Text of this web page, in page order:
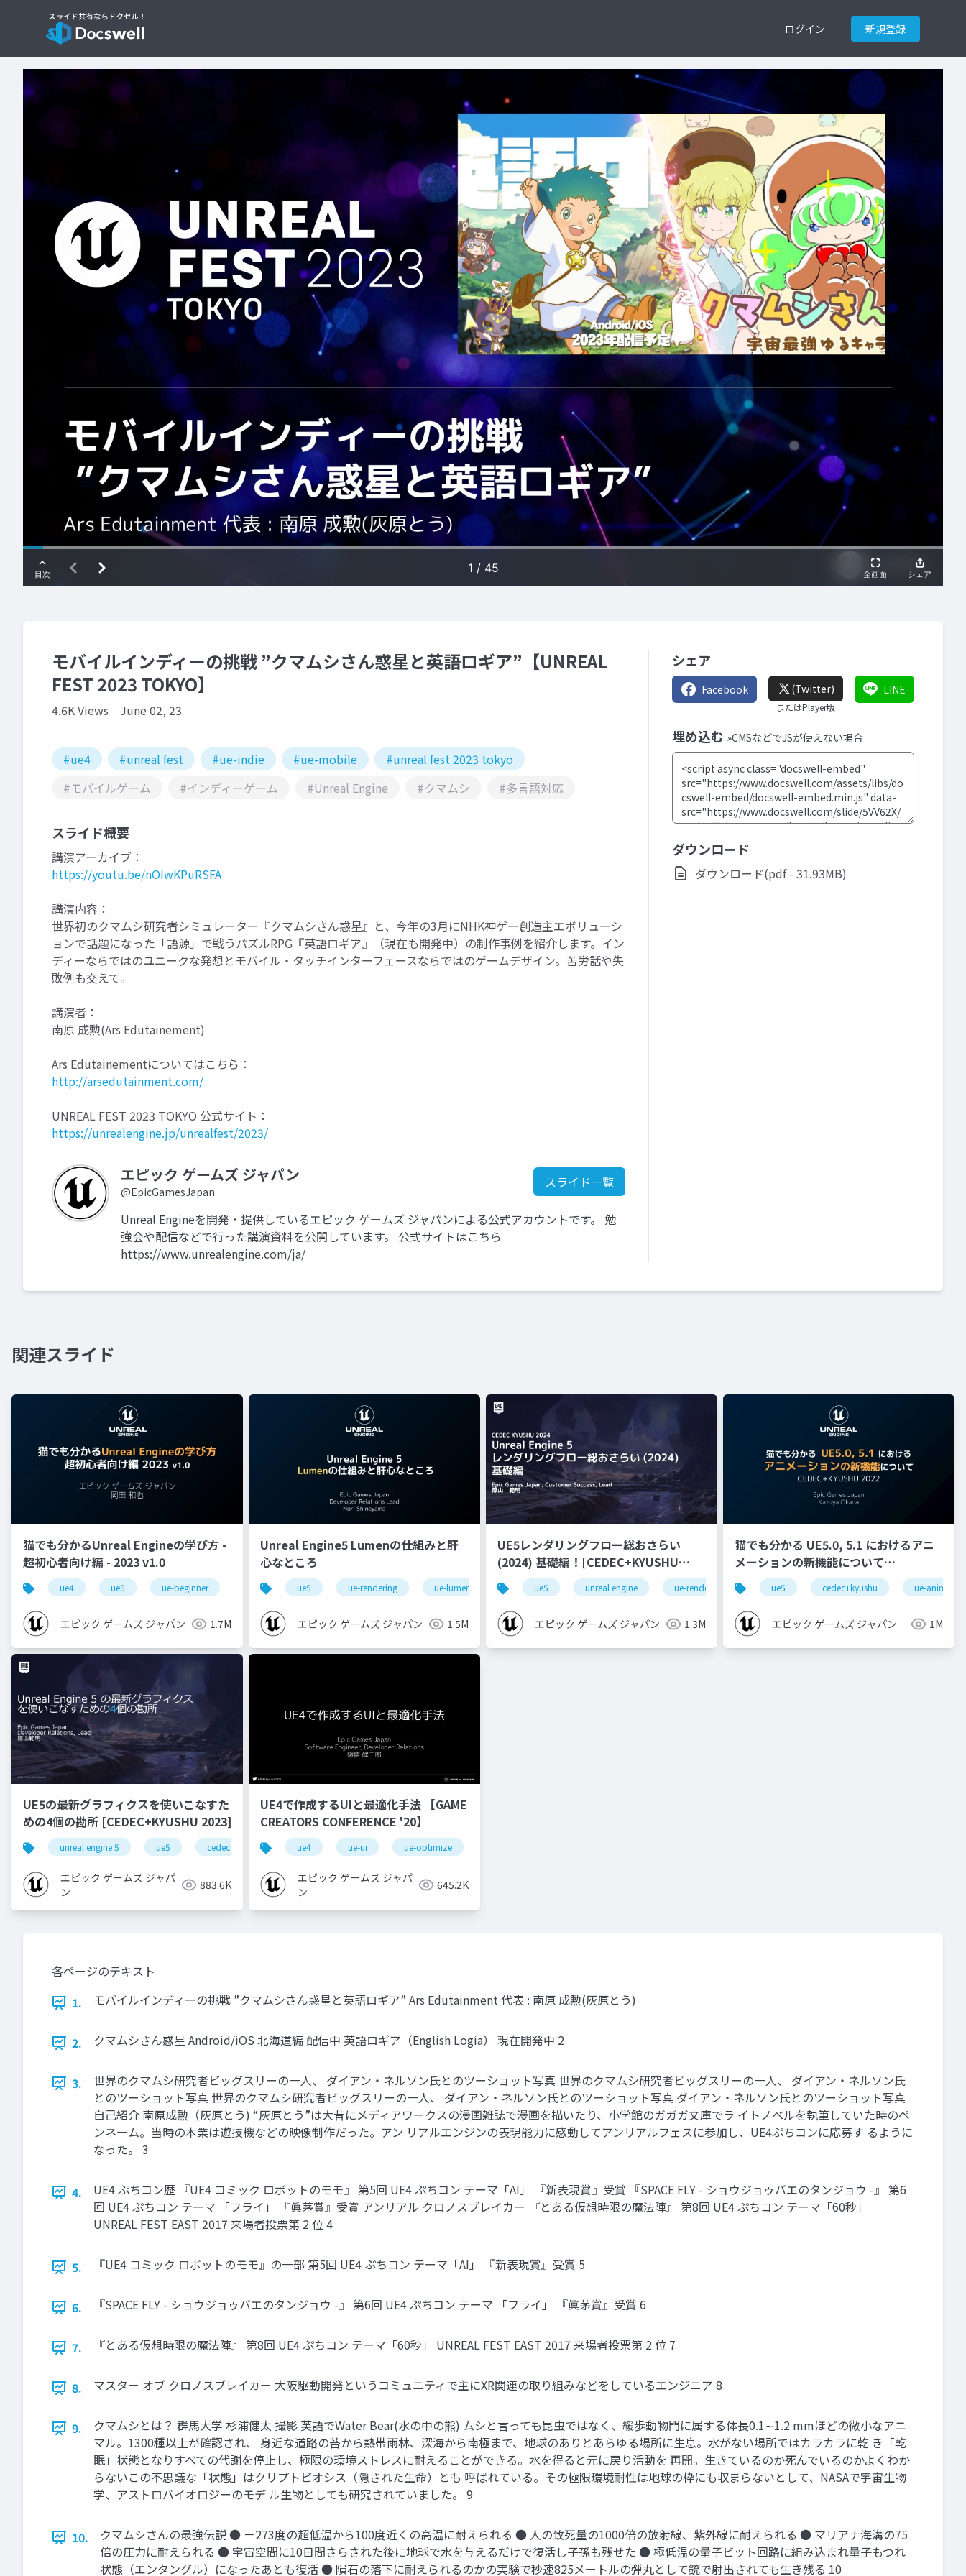
ログイン 新規登録
モバイルインディーの挑戦 ”クマムシさん惑星と英語ロギア”【UNREAL
FEST 2023 TOKYO】
4.6K Views June 02, 23
#ue4 #unreal fest #ue-indie #ue-mobile
#unreal fest 2023 tokyo
#モバイルゲーム
#インディーゲーム #Unreal Engine #クマムシ #多言語対応
スライド概要
講演アーカイブ：
https://youtu.be/nOIwKPuRSFA
講演内容：
世界初のクマムシ研究者シミュレーター『クマムシさん惑星』と、今年の3月にNHK神ゲー創造主エボリューシ
ョンで話題になった「語源」で戦うパズルRPG『英語ロギア』（現在も開発中）の制作事例を紹介します。イン
ディーならではのユニークな発想とモバイル・タッチインターフェースならではのゲームデザイン。苦労話や失
敗例も交えて。
講演者：
南原 成勲(Ars Edutainement)
Ars Edutainementについてはこちら：
http://arsedutainment.com/
UNREAL FEST 2023 TOKYO 公式サイト：
https://unrealengine.jp/unrealfest/2023/
エピック ゲームズ ジャパン
@EpicGamesJapan
スライド一覧
Unreal Engineを開発・提供しているエピック ゲームズ ジャパンによる公式アカウントです。 勉
強会や配信などで行った講演資料を公開しています。 公式サイトはこちら
https://www.unrealengine.com/ja/
シェア
Facebook (Twitter)
またはPlayer版
LINE
埋め込む »CMSなどでJSが使えない場合
ダウンロード
ダウンロード(pdf - 31.93MB)
関連スライド
猫でも分かるUnreal Engineの学び方 -
超初心者向け編 - 2023 v1.0
ue4 ue5 ue-beginner
エピック ゲームズ ジャパン 1.7M
Unreal Engine5 Lumenの仕組みと肝
心なところ
ue5 ue-rendering ue-lumen
エピック ゲームズ ジャパン 1.5M
UE5レンダリングフロー総おさらい
(2024) 基礎編！[CEDEC+KYUSHU
2024] ue5 unreal engine ue-rendering
エピック ゲームズ ジャパン 1.3M
猫でも分かる UE5.0, 5.1 におけるアニ
メーションの新機能について
【CEDEC+KYUSHU 2022】
ue5 cedec+kyushu ue-
エピック ゲームズ ジャパン 1M
UE5の最新グラフィクスを使いこなすた
めの4個の勘所 [CEDEC+KYUSHU 2023]
unreal engine 5 ue5 cedec cedec+kyushu
エピック ゲームズ ジャパ
ン
883.6K
UE4で作成するUIと最適化手法 【GAME
CREATORS CONFERENCE '20】
ue4 ue-ui ue-optimize
エピック ゲームズ ジャパ
ン
645.2K
各ページのテキスト
1.
モバイルインディーの挑戦 ”クマムシさん惑星と英語ロギア” Ars Edutainment 代表 : 南原 成勲(灰原とう)
2. クマムシさん惑星 Android/iOS 北海道編 配信中 英語ロギア（English Logia） 現在開発中 2
3.
世界のクマムシ研究者ビッグスリーの一人、 ダイアン・ネルソン氏とのツーショット写真 世界のクマムシ研究者ビッグスリーの一人、 ダイアン・ネルソン氏
とのツーショット写真 世界のクマムシ研究者ビッグスリーの一人、 ダイアン・ネルソン氏とのツーショット写真 ダイアン・ネルソン氏とのツーショット写真
自己紹介 南原成勲（灰原とう) “灰原とう”は大昔にメディアワークスの漫画雑誌で漫画を描いたり、小学館のガガガ文庫でラ イトノベルを執筆していた時のペ
ンネーム。当時の本業は遊技機などの映像制作だった。アン リアルエンジンの表現能力に感動してアンリアルフェスに参加し、UE4ぷちコンに応募す るように
なった。 3
4.
UE4 ぷちコン歴 『UE4 コミック ロボットのモモ』 第5回 UE4 ぷちコン テーマ「AI」 『新表現賞』受賞 『SPACE FLY - ショウジョゥバエのタンジョウ -』 第6
回 UE4 ぷちコン テーマ 「フライ」 『眞茅賞』受賞 アンリアル クロノスブレイカー 『とある仮想時限の魔法陣』 第8回 UE4 ぷちコン テーマ「60秒」
UNREAL FEST EAST 2017 来場者投票第 2 位 4
5. 『UE4 コミック ロボットのモモ』の一部 第5回 UE4 ぷちコン テーマ「AI」 『新表現賞』受賞 5
6. 『SPACE FLY - ショウジョゥバエのタンジョウ -』 第6回 UE4 ぷちコン テーマ 「フライ」 『眞茅賞』受賞 6
7. 『とある仮想時限の魔法陣』 第8回 UE4 ぷちコン テーマ「60秒」 UNREAL FEST EAST 2017 来場者投票第 2 位 7
8. マスター オブ クロノスブレイカー 大阪駆動開発というコミュニティで主にXR関連の取り組みなどをしているエンジニア 8
9.
クマムシとは？ 群馬大学 杉浦健太 撮影 英語でWater Bear(水の中の熊) ムシと言っても昆虫ではなく、緩歩動物門に属する体長0.1∼1.2 mmほどの微小なアニ
マル。1300種以上が確認され、 身近な道路の苔から熱帯雨林、深海から南極まで、地球のありとあらゆる場所に生息。水がない場所ではカラカラに乾 き「乾
眠」状態となりすべての代謝を停止し、極限の環境ストレスに耐えることができる。水を得ると元に戻り活動を 再開。生きているのか死んでいるのかよくわか
らないこの不思議な「状態」はクリプトビオシス（隠された生命）とも 呼ばれている。その極限環境耐性は地球の枠にも収まらないとして、NASAで宇宙生物
学、アストロバイオロジーのモデ ル生物としても研究されていました。 9
10.
クマムシさんの最強伝説 ● －273度の超低温から100度近くの高温に耐えられる ● 人の致死量の1000倍の放射線、紫外線に耐えられる ● マリアナ海溝の75
倍の圧力に耐えられる ● 宇宙空間に10日間さらされた後に地球で水を与えるだけで復活し子孫も残せた ● 極低温の量子ビット回路に組み込まれ量子もつれ
状態（エンタングル）になったあとも復活 ● 隕石の落下に耐えられるのかの実験で秒速825メートルの弾丸として銃で射出されても生き残る 10